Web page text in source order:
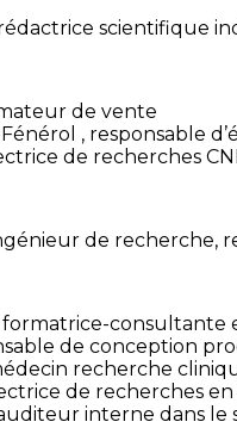
scientifique
de vente
, responsable
de recherches
de recherche,
formatrice-
de conception
recherche
de recherches
interne dans le